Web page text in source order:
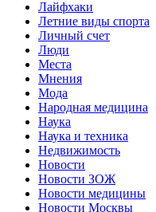
Лайфхаки
Летние виды спорта
Личный счет
Люди
Места
Мнения
Мода
Народная медицина
Наука
Наука и техника
Недвижимость
Новости
Новости ЗОЖ
Новости медицины
Новости Москвы